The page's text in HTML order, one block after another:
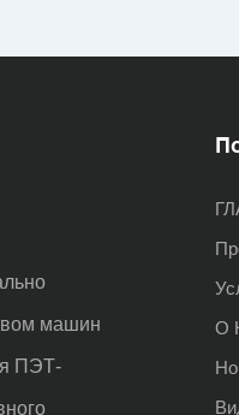
машин
ПЭТ-
О